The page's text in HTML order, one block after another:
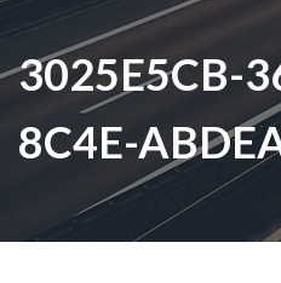
3025E5CB-
8C4E-